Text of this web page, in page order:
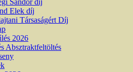
Sándor díj
Elek díj
Társaságért Díj
2026
Absztraktfeltöltés